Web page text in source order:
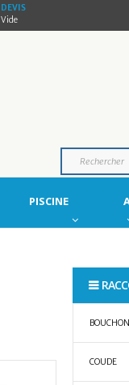
DEVIS
Vide
PISCINE
BOUCHON
COUDE